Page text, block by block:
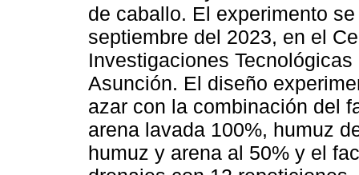
de caballo. El experimento
septiembre del 2023, en el
Investigaciones
Asunción. El diseño
azar con la combinación del
arena lavada 100%, humuz
humuz y arena al 50% y el